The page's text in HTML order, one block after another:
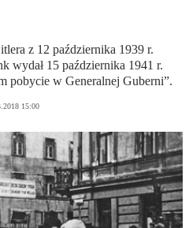
z 12 października 1939 r.
wydał 15 października 1941 r.
pobycie w Generalnej Guberni”.
15:00